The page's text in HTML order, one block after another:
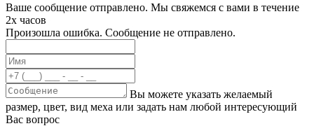
Ваше сообщение отправлено. Мы свяжемся с вами в течение
2х часов
Произошла ошибка. Сообщение не отправлено.
Вы можете указать желаемый
размер, цвет, вид меха или задать нам любой интересующий
Вас вопрос